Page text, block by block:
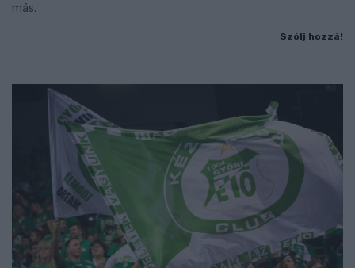
más.
Szólj hozzá!